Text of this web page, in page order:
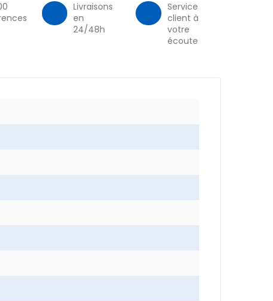
Livraisons
en
24/48h
Service
client à
votre
écoute